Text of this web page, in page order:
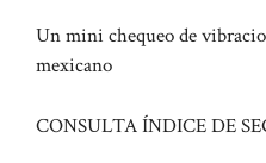
Un mini chequeo de
mexicano
CONSULTA ÍNDICE DE